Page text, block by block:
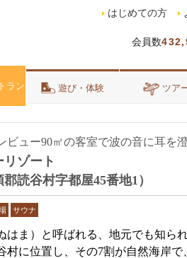
会員数
はじめての方
ラン 遊び・体験 ツア
ビュー90㎡の客室で波の音に耳を
リゾート
郡読谷村字都屋45番地1）
サウナ
はま）と呼ばれる、地元でも知ら
村に位置し、その7割が自然海岸